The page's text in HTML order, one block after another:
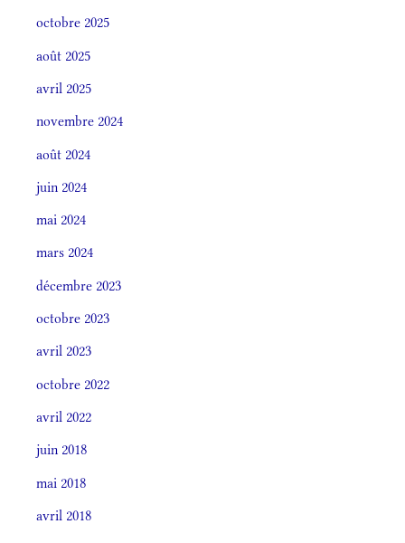
octobre 2025
août 2025
avril 2025
novembre 2024
août 2024
juin 2024
mai 2024
mars 2024
décembre 2023
octobre 2023
avril 2023
octobre 2022
avril 2022
juin 2018
mai 2018
avril 2018